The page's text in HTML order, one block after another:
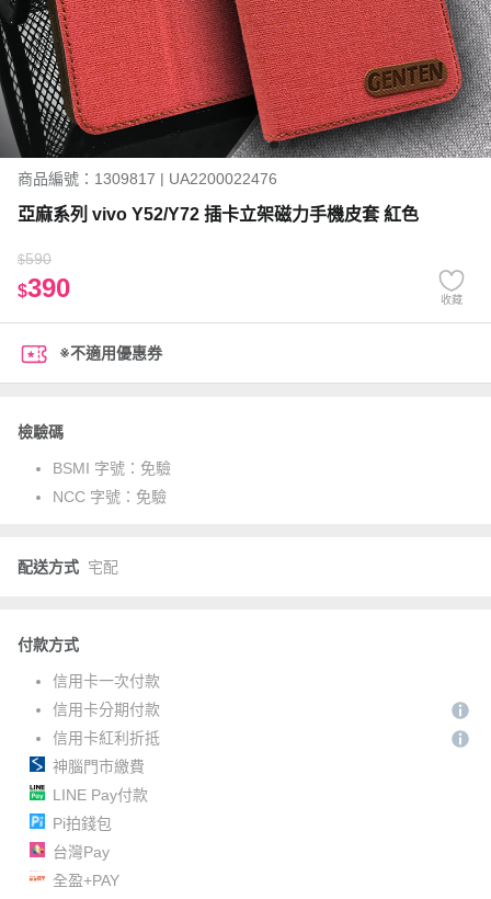
商品編號：1309817 | UA2200022476
亞麻系列 vivo Y52/Y72 插卡立架磁力手機皮套 紅色
$590
$390 收藏
※不適用優惠券
檢驗碼
BSMI 字號： 免驗
NCC 字號： 免驗
配送方式 宅配
付款方式
信用卡一次付款
信用卡分期付款
信用卡紅利折抵
神腦門市繳費
LINE Pay付款
Pi拍錢包
台灣Pay
全盈+PAY